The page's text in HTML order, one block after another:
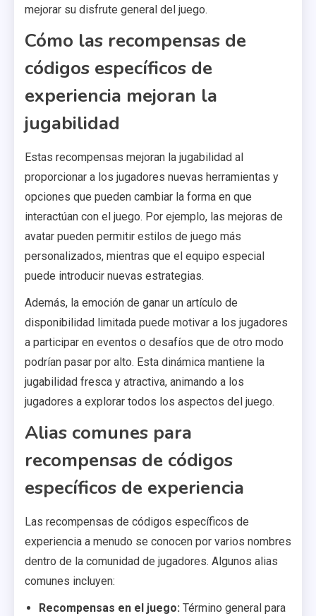
mejorar su disfrute general del juego.
Cómo las recompensas de
códigos específicos de
experiencia mejoran la
jugabilidad
Estas recompensas mejoran la jugabilidad al
proporcionar a los jugadores nuevas herramientas y
opciones que pueden cambiar la forma en que
interactúan con el juego. Por ejemplo, las mejoras de
avatar pueden permitir estilos de juego más
personalizados, mientras que el equipo especial
puede introducir nuevas estrategias.
Además, la emoción de ganar un artículo de
disponibilidad limitada puede motivar a los jugadores
a participar en eventos o desafíos que de otro modo
podrían pasar por alto. Esta dinámica mantiene la
jugabilidad fresca y atractiva, animando a los
jugadores a explorar todos los aspectos del juego.
Alias comunes para
recompensas de códigos
específicos de experiencia
Las recompensas de códigos específicos de
experiencia a menudo se conocen por varios nombres
dentro de la comunidad de jugadores. Algunos alias
comunes incluyen:
Recompensas en el juego: Término general para